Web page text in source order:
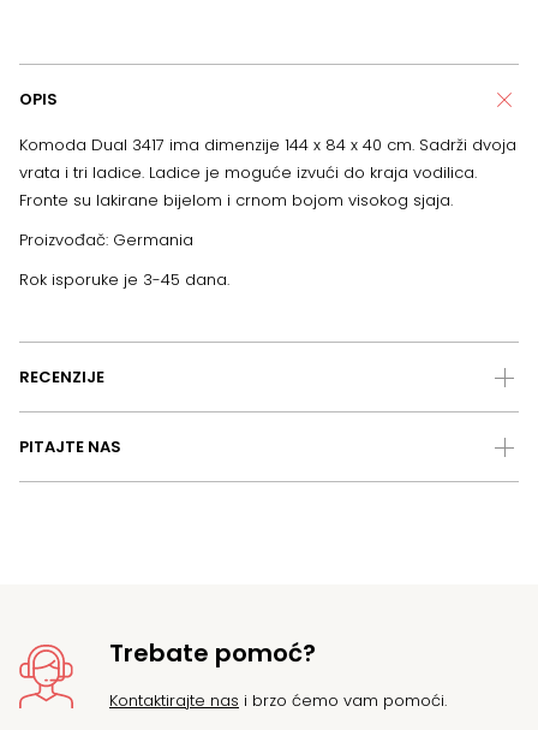
OPIS
Komoda Dual 3417 ima dimenzije 144 x 84 x 40 cm. Sadrži dvoja
vrata i tri ladice. Ladice je moguće izvući do kraja vodilica.
Fronte su lakirane bijelom i crnom bojom visokog sjaja.
Proizvođač: Germania
Rok isporuke je 3-45 dana.
RECENZIJE
PITAJTE NAS
Trebate pomoć?
Kontaktirajte nas i brzo ćemo vam pomoći.